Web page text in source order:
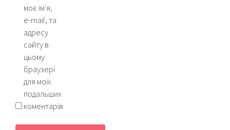
моє ім'я,
e-mail, та
адресу
сайту в
цьому
браузері
для моїх
подальших
коментарів.